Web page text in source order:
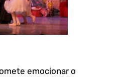
emocionar o